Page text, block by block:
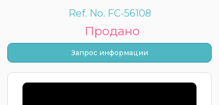
Ref. No. FC-56108
Продано
Запрос информации